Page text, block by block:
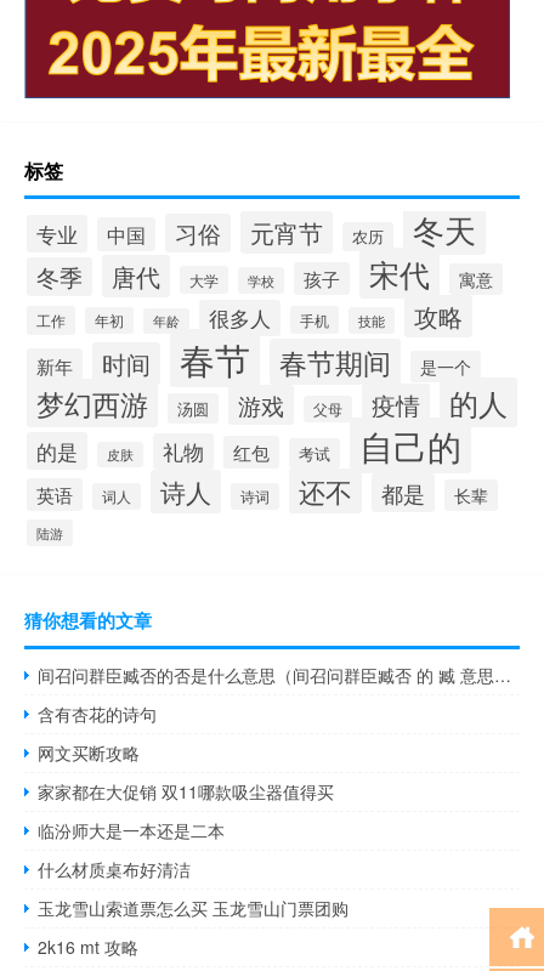
标签
专业 中国 习俗 元宵节 农历 冬天
冬季 唐代 大学 学校 孩子 宋代 寓意
工作 年初 年龄 很多人 手机 技能 攻略
新年 时间 春节 春节期间 是一个
梦幻西游 汤圆 游戏 父母 疫情 的人
的是 皮肤 礼物 红包 考试 自己的
英语 词人 诗人 诗词 还不 都是 长辈
陆游
猜你想看的文章
间召问群臣臧否的否是什么意思（间召问群臣臧否 的 臧 意思是什么）
含有杏花的诗句
网文买断攻略
家家都在大促销 双11哪款吸尘器值得买
临汾师大是一本还是二本
什么材质桌布好清洁
玉龙雪山索道票怎么买 玉龙雪山门票团购
2k16 mt 攻略